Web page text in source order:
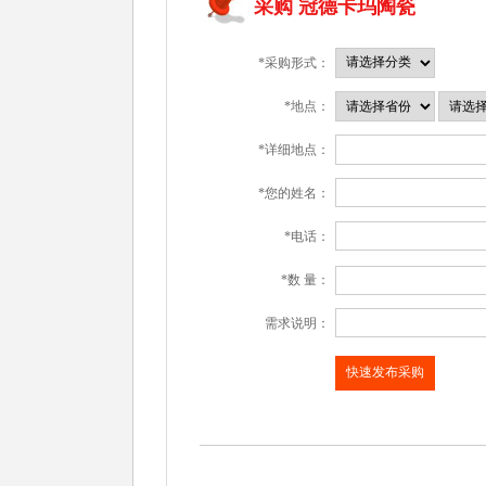
采购 冠德卡玛陶瓷
*采购形式：
*地点：
*详细地点：
*您的姓名：
*电话：
*数 量：
需求说明：